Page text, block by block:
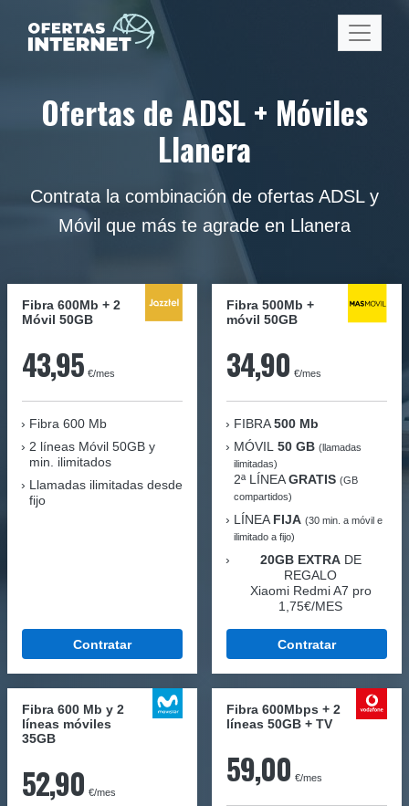
Ofertas de ADSL + Móviles
Llanera
Contrata la combinación de ofertas ADSL y
Móvil que más te agrade en Llanera
Fibra 600Mb + 2
Móvil 50GB
43,95 €/mes
Fibra 600 Mb
2 líneas Móvil 50GB y
min. ilimitados
Llamadas ilimitadas desde
fijo
Contratar
Fibra 500Mb +
móvil 50GB
34,90 €/mes
FIBRA 500 Mb
MÓVIL 50 GB (llamadas
ilimitadas)
2ª LÍNEAGRATIS (GB
compartidos)
LÍNEA FIJA (30 min. a móvil e
ilimitado a fijo)
20GB EXTRADE
REGALO
Xiaomi Redmi A7 pro
1,75€/MES
Contratar
Fibra 600 Mb y 2
líneas móviles
35GB
52,90 €/mes
Fibra 600Mbps + 2
líneas 50GB + TV
59,00 €/mes